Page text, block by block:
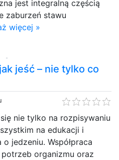
jest integralną częścią
zaburzeń stawu
więcej »
jeść – nie tylko co
nie tylko na rozpisywaniu
na edukacji i
jedzeniu. Współpraca
organizmu oraz